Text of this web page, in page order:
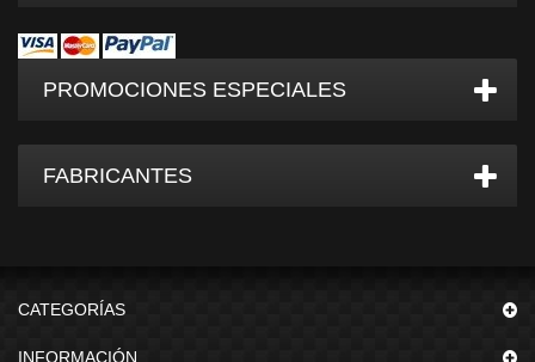
PROMOCIONES ESPECIALES
FABRICANTES
CATEGORÍAS
INFORMACIÓN